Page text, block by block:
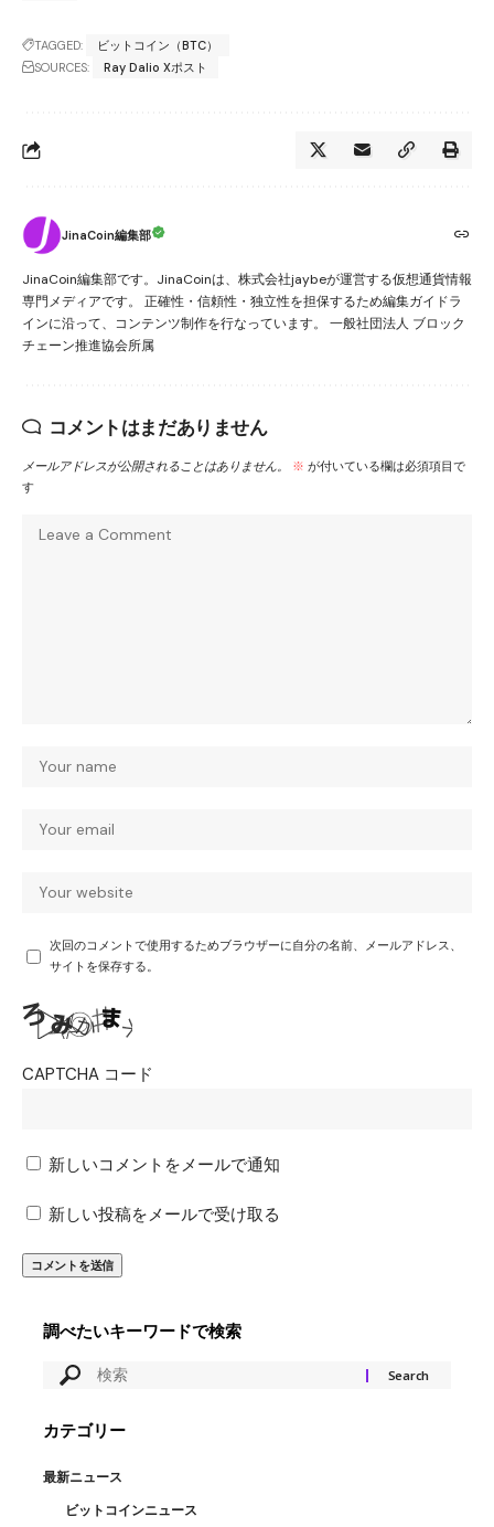
TAGGED:
ビットコイン（BTC）
SOURCES:
Ray Dalio Xポスト
JinaCoin編集部
JinaCoin編集部です。JinaCoinは、株式会社jaybeが運営する仮想通貨情報
専門メディアです。 正確性・信頼性・独立性を担保するため編集ガイドラ
インに沿って、コンテンツ制作を行なっています。 一般社団法人 ブロック
チェーン推進協会所属
コメントはまだありません
メールアドレスが公開されることはありません。 ※ が付いている欄は必須項目で
す
次回のコメントで使用するためブラウザーに自分の名前、メールアドレス、
サイトを保存する。
CAPTCHA コード
新しいコメントをメールで通知
新しい投稿をメールで受け取る
調べたいキーワードで検索
カテゴリー
最新ニュース
ビットコインニュース